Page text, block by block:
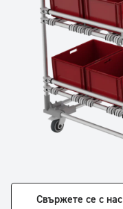
Свържете се с нас